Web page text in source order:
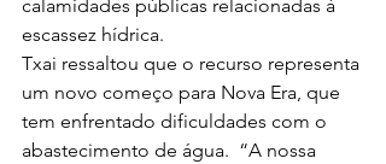
calamidades públicas relacionadas à
escassez hídrica.
Txai ressaltou que o recurso representa
um novo começo para Nova Era, que
tem enfrentado dificuldades com o
abastecimento de água.  “A nossa